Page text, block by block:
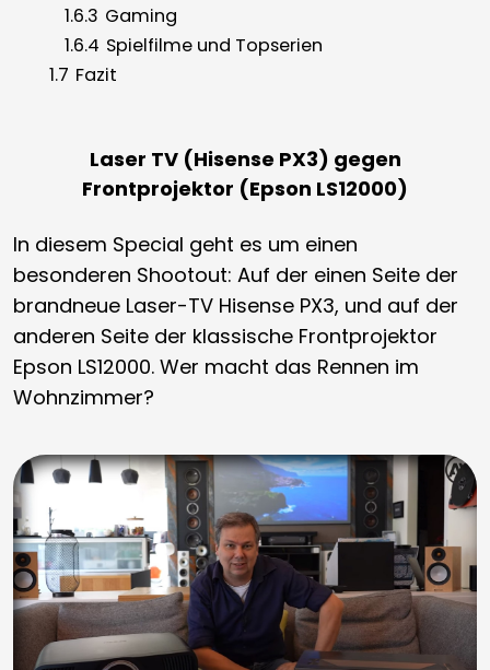
1.6.3 Gaming
1.6.4 Spielfilme und Topserien
1.7 Fazit
Laser TV (Hisense PX3) gegen
Frontprojektor (Epson LS12000)
In diesem Special geht es um einen
besonderen Shootout: Auf der einen Seite der
brandneue Laser-TV Hisense PX3, und auf der
anderen Seite der klassische Frontprojektor
Epson LS12000. Wer macht das Rennen im
Wohnzimmer?